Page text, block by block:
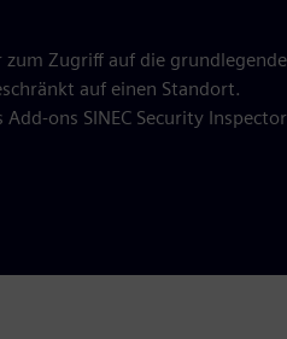
Zugriff auf die
auf einen Standort.
ons SINEC Security